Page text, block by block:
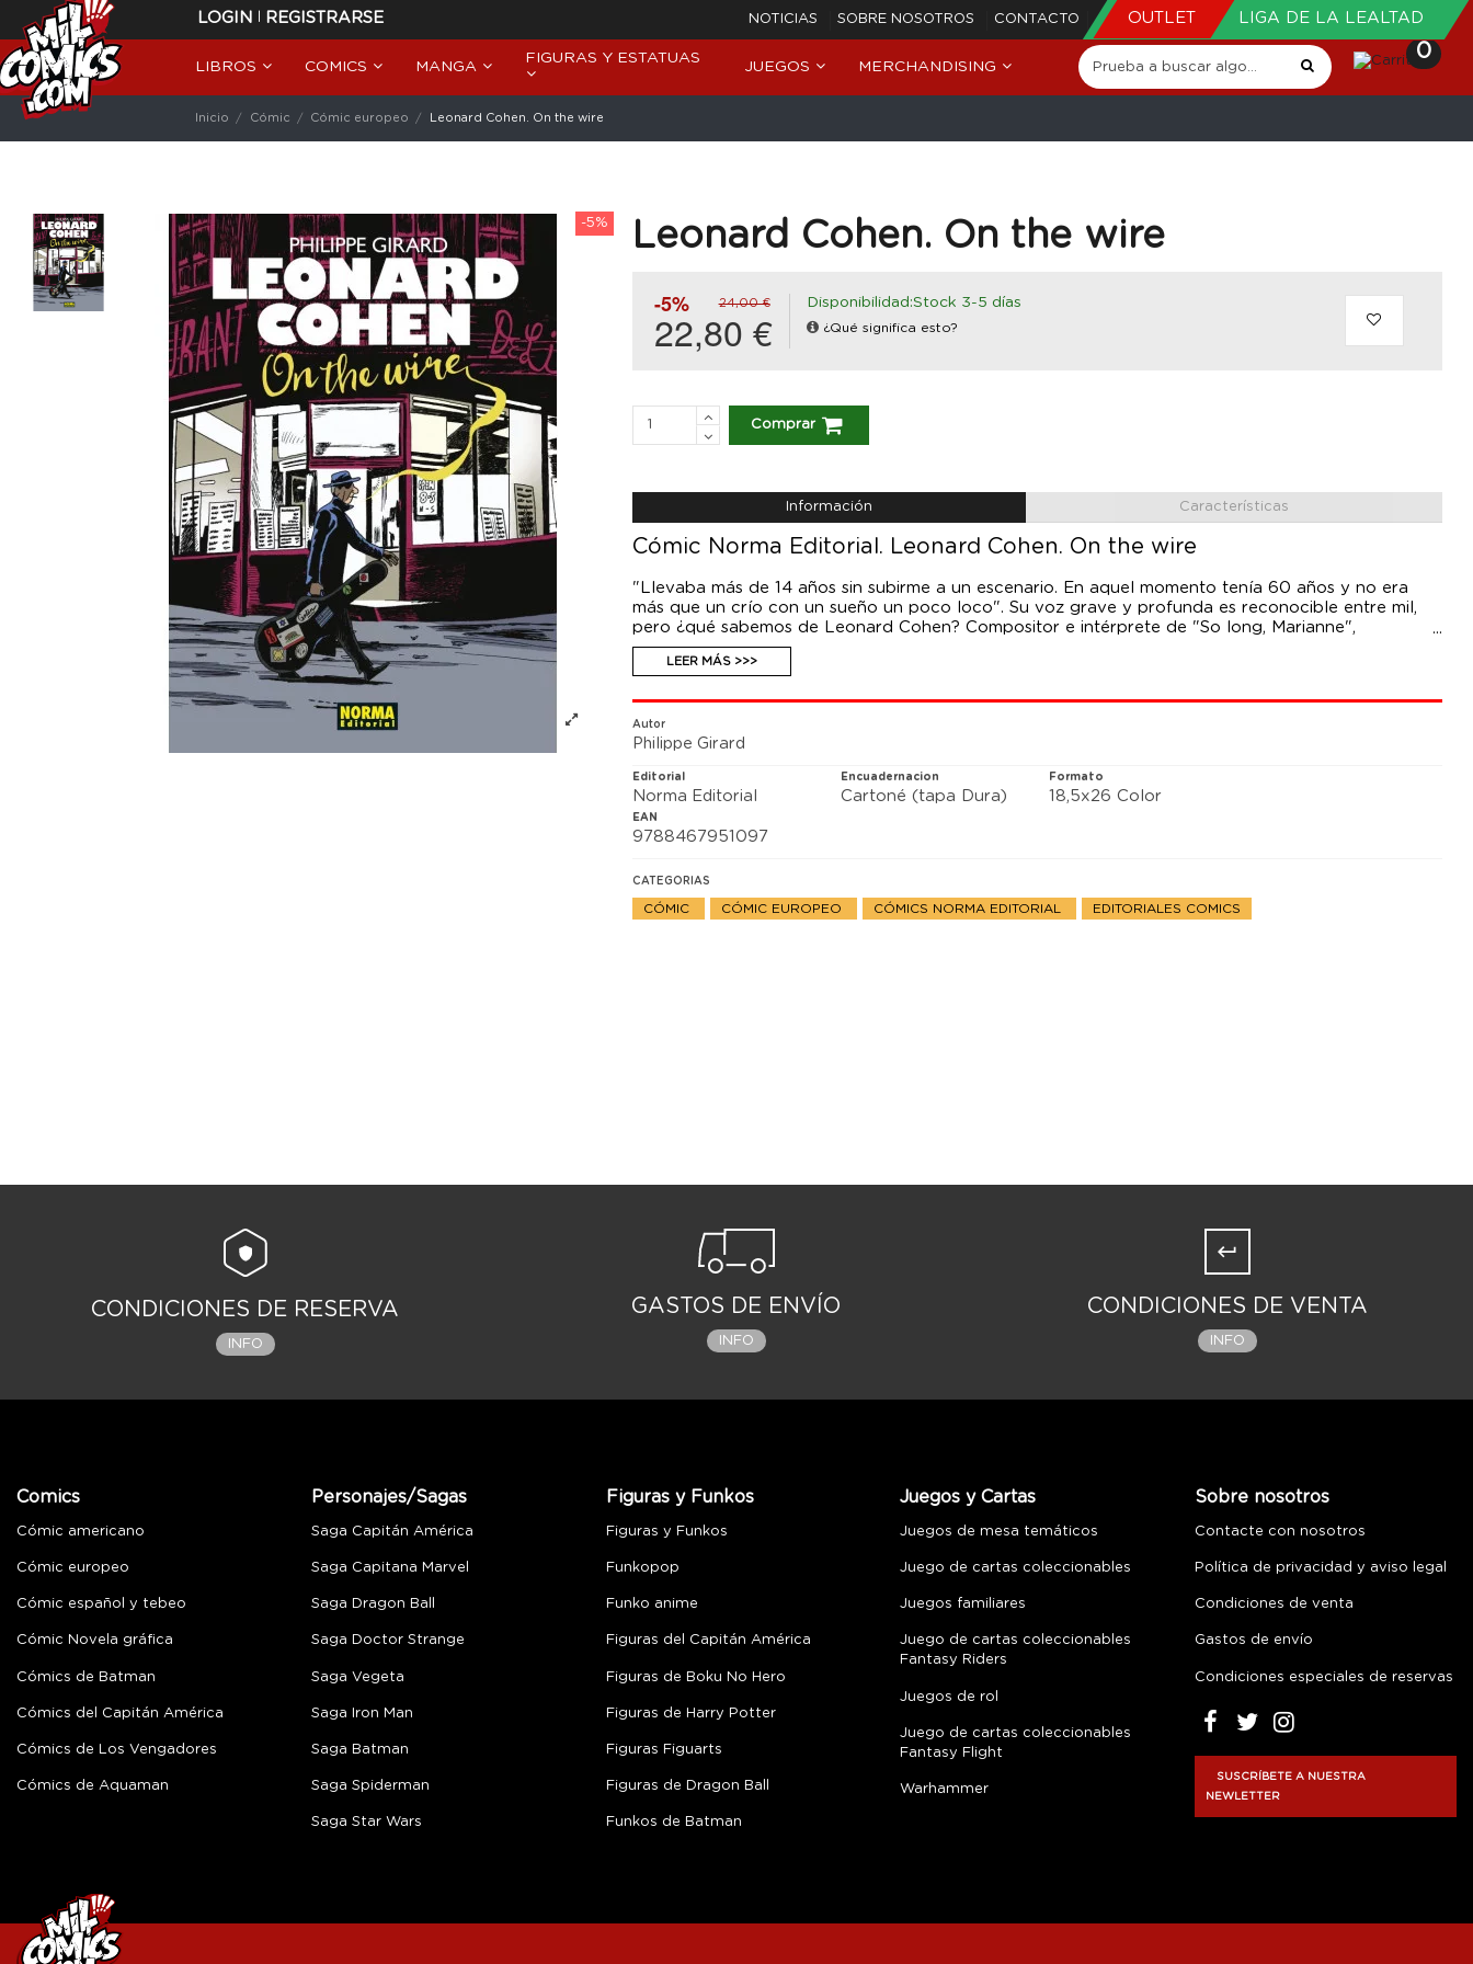
LOGIN | REGISTRARSE NOTICIAS SOBRE NOSOTROS CONTACTO OUTLET LIGA DE LA LEALTAD
LIBROS COMICS MANGA
FIGURAS Y ESTATUAS
JUEGOS MERCHANDISING
0
Inicio Cómic Cómic europeo Leonard Cohen. On the wire
-5% Leonard Cohen. On the wire
-5% 24,00 €
22,80 €
Disponibilidad:Stock 3-5 días
¿Qué significa esto?
Comprar
Información Características
Cómic Norma Editorial. Leonard Cohen. On the wire
"Llevaba más de 14 años sin subirme a un escenario. En aquel momento tenía 60 años y no era
más que un crío con un sueño un poco loco". Su voz grave y profunda es reconocible entre mil,
pero ¿qué sabemos de Leonard Cohen? Compositor e intérprete de "So long, Marianne",
"Suzanne" o la inolvidable "Hallelujah", su camino se cruzó con el de Janis Joplin, Lou Reed, Phil
Spector y Jeff Buckley. Poeta enamorado presa de los excesos y de la búsqueda de un alma
LEER MÁS >>>
Autor
Philippe Girard
Editorial
Norma Editorial
Encuadernacion
Cartoné (tapa Dura)
Formato
18,5x26 Color
EAN
9788467951097
CATEGORIAS
CÓMIC CÓMIC EUROPEO CÓMICS NORMA EDITORIAL EDITORIALES COMICS
CONDICIONES DE RESERVA
INFO
GASTOS DE ENVÍO
INFO
CONDICIONES DE VENTA
INFO
Comics
Cómic americano
Cómic europeo
Cómic español y tebeo
Cómic Novela gráfica
Cómics de Batman
Cómics del Capitán América
Cómics de Los Vengadores
Cómics de Aquaman
Personajes/Sagas
Saga Capitán América
Saga Capitana Marvel
Saga Dragon Ball
Saga Doctor Strange
Saga Vegeta
Saga Iron Man
Saga Batman
Saga Spiderman
Saga Star Wars
Figuras y Funkos
Figuras y Funkos
Funkopop
Funko anime
Figuras del Capitán América
Figuras de Boku No Hero
Figuras de Harry Potter
Figuras Figuarts
Figuras de Dragon Ball
Funkos de Batman
Juegos y Cartas
Juegos de mesa temáticos
Juego de cartas coleccionables
Juegos familiares
Juego de cartas coleccionables
Fantasy Riders
Juegos de rol
Juego de cartas coleccionables
Fantasy Flight
Warhammer
Sobre nosotros
Contacte con nosotros
Política de privacidad y aviso legal
Condiciones de venta
Gastos de envío
Condiciones especiales de reservas
SUSCRÍBETE A NUESTRA
NEWLETTER